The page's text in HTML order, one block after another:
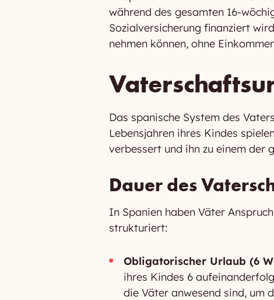
während des gesamten 16-
Sozialversicherung finanziert
nehmen können, ohne
Das spanische System des
Lebensjahren ihres Kindes
verbessert und ihn zu einem der
Dauer des
In Spanien haben Väter
strukturiert:
Obligatorischer Urlaub (6
ihres Kindes 6
die Väter anwesend sind, um